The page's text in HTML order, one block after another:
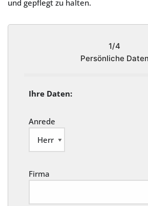
und gepflegt zu halten.
1/4
Persönliche Daten
Ihre Daten:
Anrede
Firma